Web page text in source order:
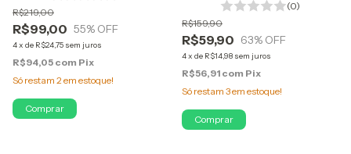
R$99,00
R$219,00
55% OFF
4x de R$24,75 sem juros
R$94,05 com Pix
Só restam 2 em estoque!
Comprar
(0)
R$59,90
R$159,90
63% OFF
4x de R$14,98 sem juros
R$56,91 com Pix
Só restam 3em estoque!
Comprar